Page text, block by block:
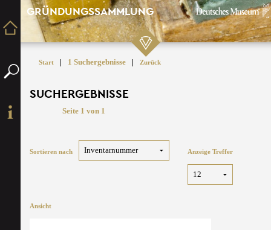
GRÜNDUNGSSAMMLUNG
Start | 1 Suchergebnisse | Zurück
SUCHERGEBNISSE
Seite 1 von 1
Sortieren nach Anzeige Treffer
Ansicht